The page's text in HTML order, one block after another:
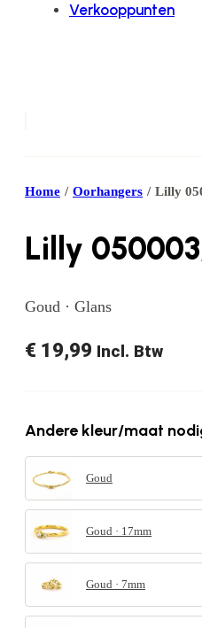
Verkooppunten
Home / Oorhangers / Lilly
Lilly
Goud · Glans
€ 19,99 Incl. Btw
Andere kleur/maat
Goud
Goud · 17mm
Goud · 7mm